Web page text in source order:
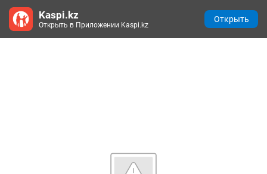
Kaspi.kz
Открыть в Приложении Kaspi.kz
Открыть